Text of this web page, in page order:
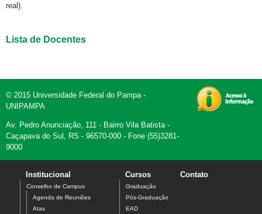
real).
Lista de Docentes
© 2015 Universidade Federal do Pampa -
UNIPAMPA
Av. Pedro Anunciação, 111 - Bairro Vila Batista -
Caçapava do Sul, RS - 96570-000 - Fone (55)3281-
9000
Institucional
Conselho de Campus
Agenda de Reuniões
Atas
Cursos
Graduação
Pós-Graduação
EAD
Contato